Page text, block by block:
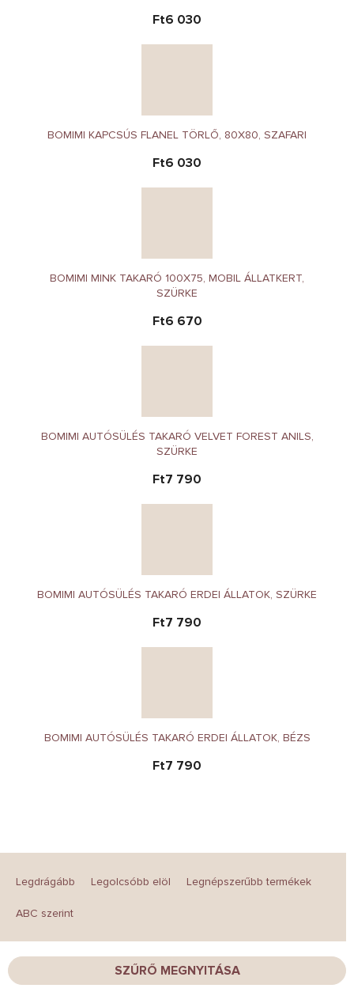
Ft6 030
BOMIMI KAPCSÚS FLANEL TÖRLŐ, 80X80, SZAFARI
Ft6 030
BOMIMI MINK TAKARÓ 100X75, MOBIL ÁLLATKERT,
SZÜRKE
Ft6 670
BOMIMI AUTÓSÜLÉS TAKARÓ VELVET FOREST ANILS,
SZÜRKE
Ft7 790
BOMIMI AUTÓSÜLÉS TAKARÓ ERDEI ÁLLATOK, SZÜRKE
Ft7 790
BOMIMI AUTÓSÜLÉS TAKARÓ ERDEI ÁLLATOK, BÉZS
Ft7 790
m
k
e
k
Legdrágább Legolcsóbb elöl Legnépszerűbb termékek
ABC szerint
SZŰRŐ MEGNYITÁSA